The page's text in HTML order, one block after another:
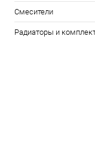
Смесители
Радиаторы и